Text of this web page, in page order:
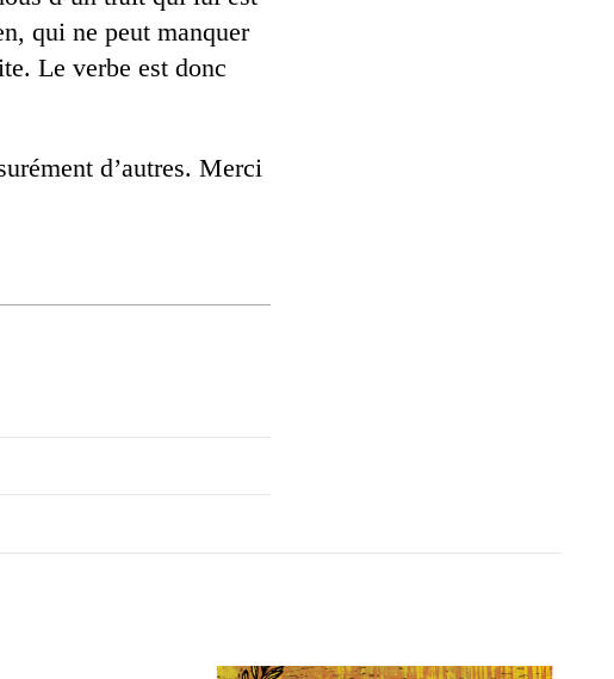
qui ne peut manquer
Le verbe est donc
d’autres. Merci